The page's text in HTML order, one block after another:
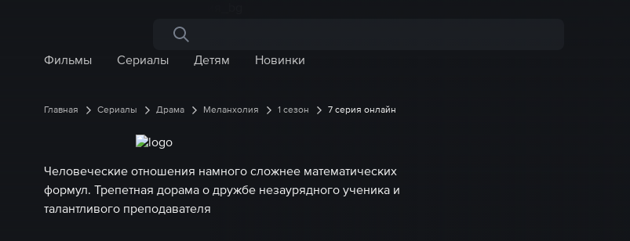
Поиск по сайту
Фильмы
Сериалы Детям Новинки
Главная Сериалы Драма Меланхолия 1 сезон 7 серия онлайн
Человеческие отношения намного сложнее математических
формул. Трепетная дорама о дружбе незаурядного ученика и
талантливого преподавателя